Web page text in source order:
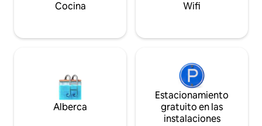
estadía!
Cocina Wifi
Alberca
Estacionamiento
gratuito en las
instalaciones